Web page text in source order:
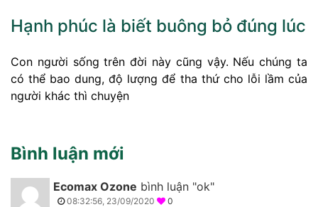
Hạnh phúc là biết buông bỏ đúng lúc
Con người sống trên đời này cũng vậy. Nếu chúng ta
có thể bao dung, độ lượng để tha thứ cho lỗi lầm của
người khác thì chuyện
Bình luận mới
Ecomax Ozone bình luận "ok"
08:32:56, 23/09/2020 0